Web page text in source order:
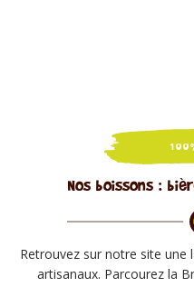
Nos boissons :
Retrouvez sur notre site une
artisanaux. Parcourez la